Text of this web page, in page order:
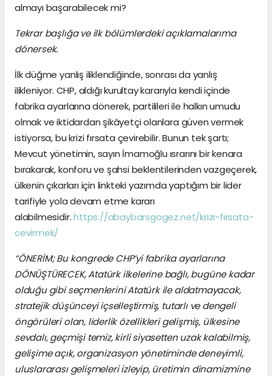
almayı başarabilecek mi?
Tekrar başlığa ve ilk bölümlerdeki açıklamalarıma
dönersek.
İlk düğme yanlış iliklendiğinde, sonrası da yanlış
ilikleniyor. CHP, aldığı kurultay kararıyla kendi içinde
fabrika ayarlarına dönerek, partilileri ile halkın umudu
olmak ve iktidardan şikâyetçi olanlara güven vermek
istiyorsa, bu krizi fırsata çevirebilir. Bunun tek şartı;
Mevcut yönetimin, sayın İmamoğlu ısrarını bir kenara
bırakarak, konforu ve şahsi beklentilerinden vazgeçerek,
ülkenin çıkarları için linkteki yazımda yaptığım bir lider
tarifiyle yola devam etme kararı
alabilmesidir.https://abaybarsgogez.net/krizi-firsata-
cevirmek/
“ÖNERİM;Bu kongrede CHP’yi fabrika ayarlarına
DÖNÜŞTÜRECEK, Atatürk ilkelerine bağlı, bugüne kadar
olduğu gibi seçmenlerini Atatürk ile aldatmayacak,
stratejik düşünceyi içselleştirmiş, tutarlı ve dengeli
öngörüleri olan, liderlik özellikleri gelişmiş, ülkesine
sevdalı, geçmişi temiz, kirli siyasetten uzak kalabilmiş,
gelişime açık, organizasyon yönetiminde deneyimli,
uluslararası gelişmeleri izleyip, üretimin dinamizmine